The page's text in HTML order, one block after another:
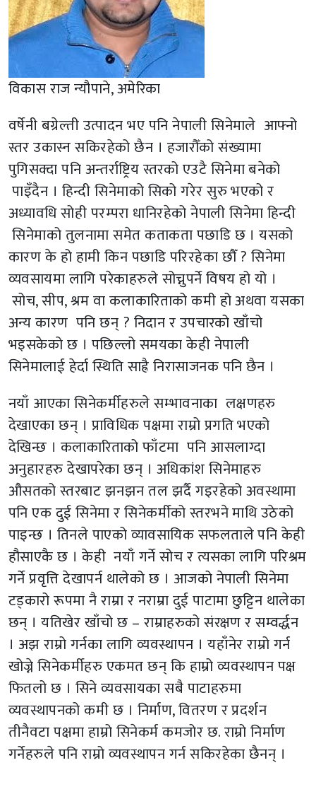
विकास राज न्यौपाने, अमेरिका
वर्षेनी बग्रेल्ती उत्पादन भए पनि नेपाली सिनेमाले आफ्नो
स्तर उकास्न सकिरहेको छैन । हजारौँको संख्यामा
पुगिसक्दा पनि अन्तर्राष्ट्रिय स्तरको एउटै सिनेमा बनेको
पाइँदैन । हिन्दी सिनेमाको सिको गरेर सुरु भएको र
अध्यावधि सोही परम्परा धानिरहेको नेपाली सिनेमा हिन्दी
सिनेमाको तुलनामा समेत कताकता पछाडि छ । यसको
कारण के हो हामी किन पछाडि परिरहेका छौँ ? सिनेमा
व्यवसायमा लागि परेकाहरुले सोच्नुपर्ने विषय हो यो ।
सोच, सीप, श्रम वा कलाकारिताको कमी हो अथवा यसका
अन्य कारण पनि छन् ? निदान र उपचारको खाँचो
भइसकेको छ । पछिल्लो समयका केही नेपाली
सिनेमालाई हेर्दा स्थिति साह्रै निरासाजनक पनि छैन ।
नयाँ आएका सिनेकर्मीहरुले सम्भावनाका लक्षणहरु
देखाएका छन् । प्राविधिक पक्षमा राम्रो प्रगति भएको
देखिन्छ । कलाकारिताको फाँटमा पनि आसलाग्दा
अनुहारहरु देखापरेका छन् । अधिकांश सिनेमाहरु
औसतको स्तरबाट झनझन तल झर्दै गइरहेको अवस्थामा
पनि एक दुई सिनेमा र सिनेकर्मीको स्तरभने माथि उठेको
पाइन्छ । तिनले पाएको व्यावसायिक सफलताले पनि केही
हौसाएकै छ । केही नयाँ गर्ने सोच र त्यसका लागि परिश्रम
गर्ने प्रवृत्ति देखापर्न थालेको छ । आजको नेपाली सिनेमा
टड्कारो रूपमा नै राम्रा र नराम्रा दुई पाटामा छुट्टिन थालेका
छन् । यतिखेर खाँचो छ – राम्राहरुको संरक्षण र सम्वर्द्धन
। अझ राम्रो गर्नका लागि व्यवस्थापन । यहाँनेर राम्रो गर्न
खोज्ने सिनेकर्मीहरु एकमत छन् कि हाम्रो व्यवस्थापन पक्ष
फितलो छ । सिने व्यवसायका सबै पाटाहरुमा
व्यवस्थापनको कमी छ । निर्माण, वितरण र प्रदर्शन
तीनैवटा पक्षमा हाम्रो सिनेकर्म कमजोर छ. राम्रो निर्माण
गर्नेहरुले पनि राम्रो व्यवस्थापन गर्न सकिरहेका छैनन् ।